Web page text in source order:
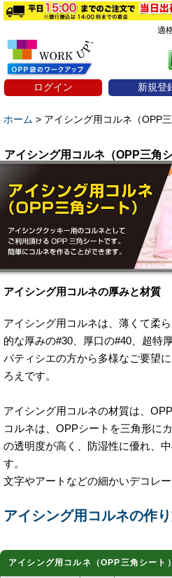
適
ログイン 新規登
ホーム > アイシング用コルネ（OPP
イシング用コルネ（OPP三角
アイシング用コルネの厚みと材質
アイシング用コルネは、薄くて柔
的な厚みの#30、厚口の#40、超特
パティシエの方から多様なご要望
ろえです。
アイシング用コルネの材質は、
コルネは、OPPシートを三角形に
の透明度が高く、防湿性に優れ、
す。
文字やアートなどの細かいデコレ
アイシング用コルネの作
アイシング用コルネ（OPP三角シート